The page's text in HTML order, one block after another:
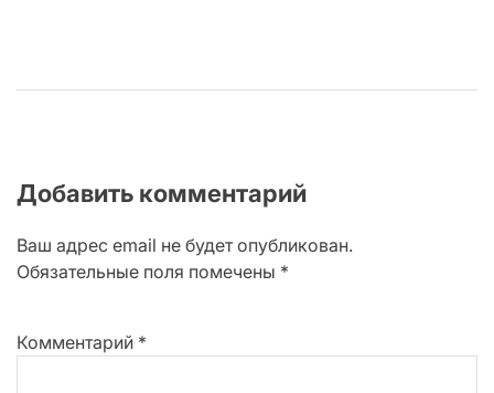
Добавить комментарий
Ваш адрес email не будет опубликован.
Обязательные поля помечены *
Комментарий *